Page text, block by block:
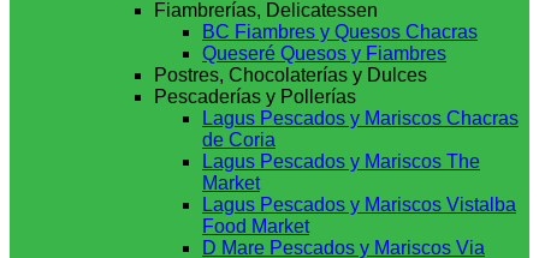
Fiambrerías, Delicatessen
BC Fiambres y Quesos Chacras
Queseré Quesos y Fiambres
Postres, Chocolaterías y Dulces
Pescaderías y Pollerías
Lagus Pescados y Mariscos Chacras
de Coria
Lagus Pescados y Mariscos The
Market
Lagus Pescados y Mariscos Vistalba
Food Market
D Mare Pescados y Mariscos Via